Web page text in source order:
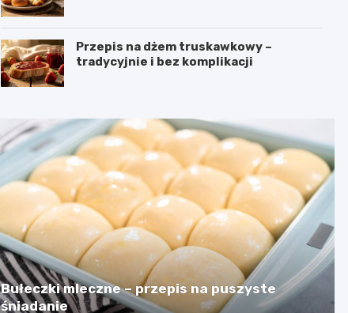
Przepis na dżem truskawkowy –
tradycyjnie i bez komplikacji
Bułeczki mleczne – przepis na puszyste
śniadanie